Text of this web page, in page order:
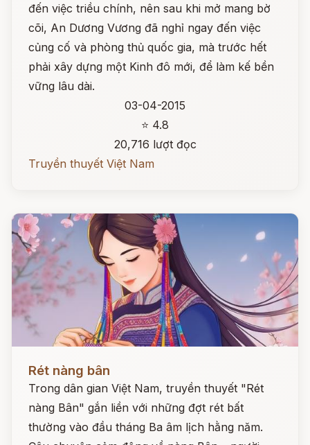
đến việc triều chính, nên sau khi mở mang bờ
cõi, An Dương Vương đã nghỉ ngay đến việc
củng cố và phòng thủ quốc gia, mà trước hết
phải xây dựng một Kinh đô mới, để làm kế bền
vững lâu dài.
03-04-2015
⭐ 4.8
20,716 lượt đọc
Truyền thuyết Việt Nam
Rét nàng bân
Trong dân gian Việt Nam, truyền thuyết "Rét
nàng Bân" gắn liền với những đợt rét bất
thường vào đầu tháng Ba âm lịch hằng năm.